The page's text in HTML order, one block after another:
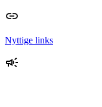
Nyttige links